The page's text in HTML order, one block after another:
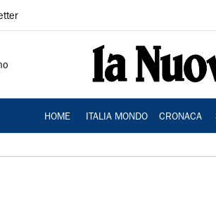
HOME ITALIA MONDO CRONACA